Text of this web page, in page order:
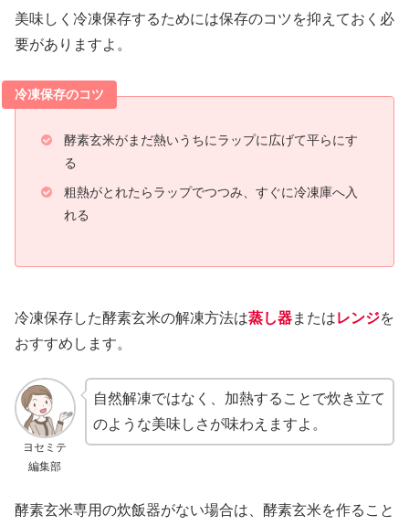
美味しく冷凍保存するためには保存のコツを抑えておく必
要がありますよ。
冷凍保存のコツ
酵素玄米がまだ熱いうちにラップに広げて平らにす
る
粗熱がとれたらラップでつつみ、すぐに冷凍庫へ入
れる
冷凍保存した酵素玄米の解凍方法は蒸し器またはレンジを
おすすめします。
ヨセミテ
編集部
自然解凍ではなく、加熱することで炊き立て
のような美味しさが味わえますよ。
酵素玄米専用の炊飯器がない場合は、酵素玄米を作ること